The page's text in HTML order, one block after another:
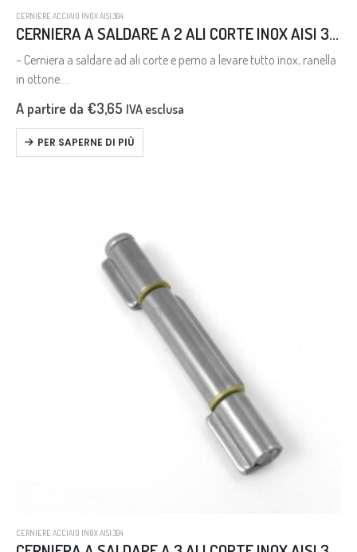
CERNIERE ACCIAIO INOX AISI 304
CERNIERA A SALDARE A 2 ALI CORTE INOX AISI 304
– Cerniera a saldare ad ali corte e perno a levare tutto inox, ranella
in ottone.
brass ring.
A partire da €3,65 IVA esclusa
PER SAPERNE DI PIÙ
CERNIERE ACCIAIO INOX AISI 304